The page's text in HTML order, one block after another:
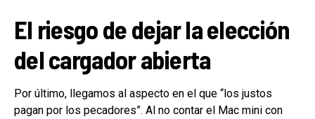
El riesgo de dejar la elección
del cargador abierta
Por último, llegamos al aspecto en el que “los justos
pagan por los pecadores”. Al no contar el Mac mini con